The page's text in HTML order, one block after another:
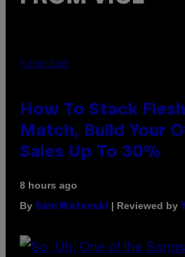
FLESHLIGHT
How To Stack
Match, Build Your
Sales Up To 30%
8 hours ago
By Sam Watanuki | Reviewed by